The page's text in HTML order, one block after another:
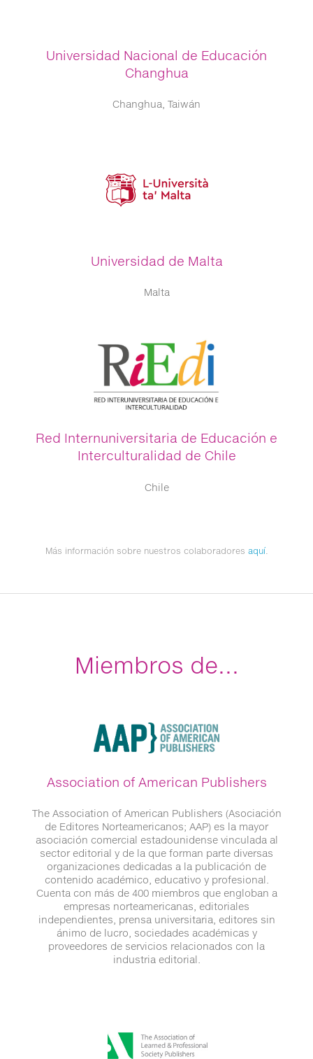
Universidad Nacional de Educación
Changhua
Changhua, Taiwán
Universidad de Malta
Malta
Red Internuniversitaria de Educación e
Interculturalidad de Chile
Chile
Más información sobre nuestros colaboradores aquí.
Miembros de...
Association of American Publishers
The Association of American Publishers (Asociación
de Editores Norteamericanos; AAP) es la mayor
asociación comercial estadounidense vinculada al
sector editorial y de la que forman parte diversas
organizaciones dedicadas a la publicación de
contenido académico, educativo y profesional.
Cuenta con más de 400 miembros que engloban a
empresas norteamericanas, editoriales
independientes, prensa universitaria, editores sin
ánimo de lucro, sociedades académicas y
proveedores de servicios relacionados con la
industria editorial.